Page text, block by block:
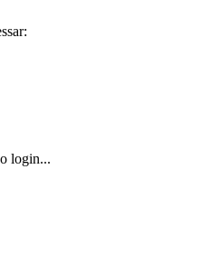
login...